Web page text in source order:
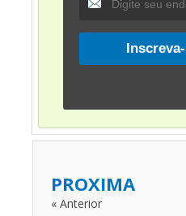
PROXIMA
« Anterior